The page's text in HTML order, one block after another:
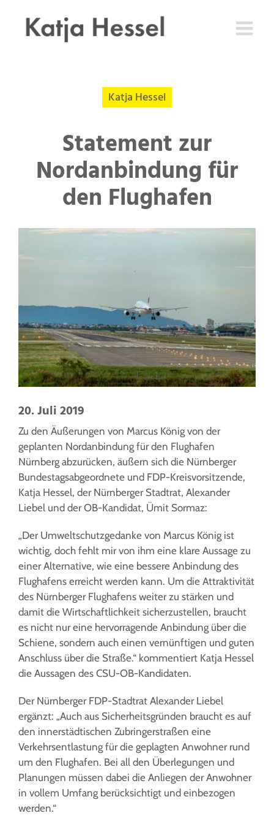
springen
Katja Hessel
Statement zur
Nordanbindung für
den Flughafen
20. Juli 2019
Zu den Äußerungen von Marcus König von der
geplanten Nordanbindung für den Flughafen
Nürnberg abzurücken, äußern sich die Nürnberger
Bundestagsabgeordnete und FDP-Kreisvorsitzende,
Katja Hessel, der Nürnberger Stadtrat, Alexander
Liebel und der OB-Kandidat, Ümit Sormaz:
„Der Umweltschutzgedanke von Marcus König ist
wichtig, doch fehlt mir von ihm eine klare Aussage zu
einer Alternative, wie eine bessere Anbindung des
Flughafens erreicht werden kann. Um die Attraktivität
des Nürnberger Flughafens weiter zu stärken und
damit die Wirtschaftlichkeit sicherzustellen, braucht
es nicht nur eine hervorragende Anbindung über die
Schiene, sondern auch einen vernünftigen und guten
Anschluss über die Straße.“ kommentiert Katja Hessel
die Aussagen des CSU-OB-Kandidaten.
Der Nürnberger FDP-Stadtrat Alexander Liebel
ergänzt: „Auch aus Sicherheitsgründen braucht es auf
den innerstädtischen Zubringerstraßen eine
Verkehrsentlastung für die geplagten Anwohner rund
um den Flughafen. Bei all den Überlegungen und
Planungen müssen dabei die Anliegen der Anwohner
in vollem Umfang berücksichtigt und einbezogen
werden.“